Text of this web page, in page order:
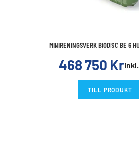
MINIRENINGSVERK BIODISC BE 6
468 750 Kr
TILL PRODUKT